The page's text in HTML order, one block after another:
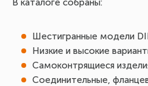
В каталоге собраны:
Шестигранные модели
Низкие и высокие
Самоконтрящиеся
Соединительные,